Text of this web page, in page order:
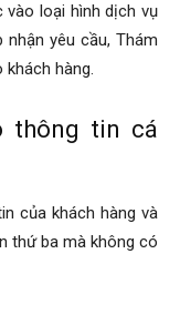
loại hình dịch vụ
yêu cầu, Thám
hàng.
thông tin cá
của khách hàng và
thứ ba mà không có